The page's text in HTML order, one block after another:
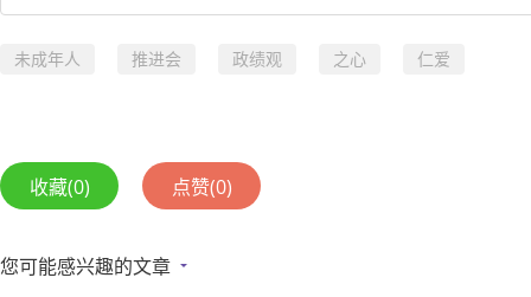
未成年人 推进会 政绩观 之心 仁爱
收藏(0) 点赞(0)
您可能感兴趣的文章